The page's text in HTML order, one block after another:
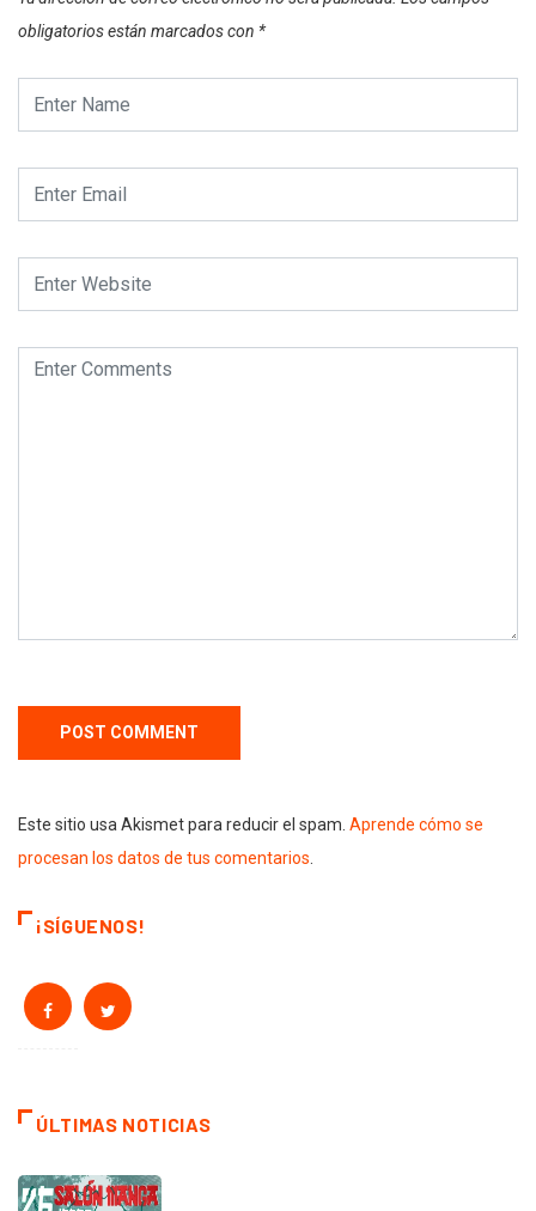
obligatorios están marcados con *
Este sitio usa Akismet para reducir el spam. Aprende cómo se
procesan los datos de tus comentarios
¡SÍGUENOS!
ÚLTIMAS NOTICIAS